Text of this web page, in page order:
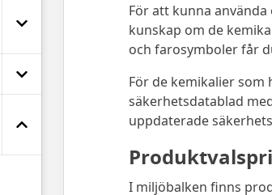
För att kunna
kunskap om de
och farosymboler får
För de kemikalier
säkerhetsdatablad
uppdaterade
I miljöbalken finns